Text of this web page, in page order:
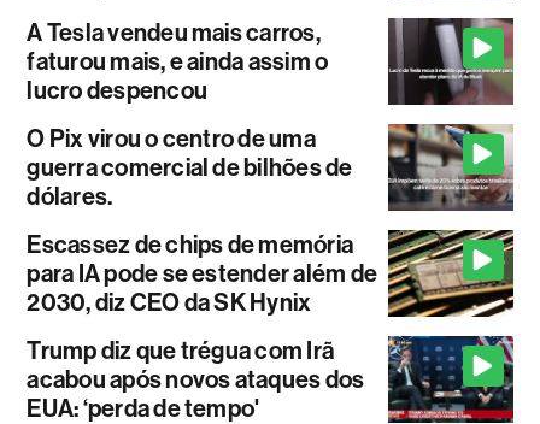
A Tesla vendeu mais carros,
faturou mais, e ainda assim o
lucro despencou
O Pix virou o centro de uma
guerra comercial de bilhões de
dólares.
Escassez de chips de memória
para IA pode se estender além de
2030, diz CEO da SK Hynix
Trump diz que trégua com Irã
acabou após novos ataques dos
EUA: ‘perda de tempo'